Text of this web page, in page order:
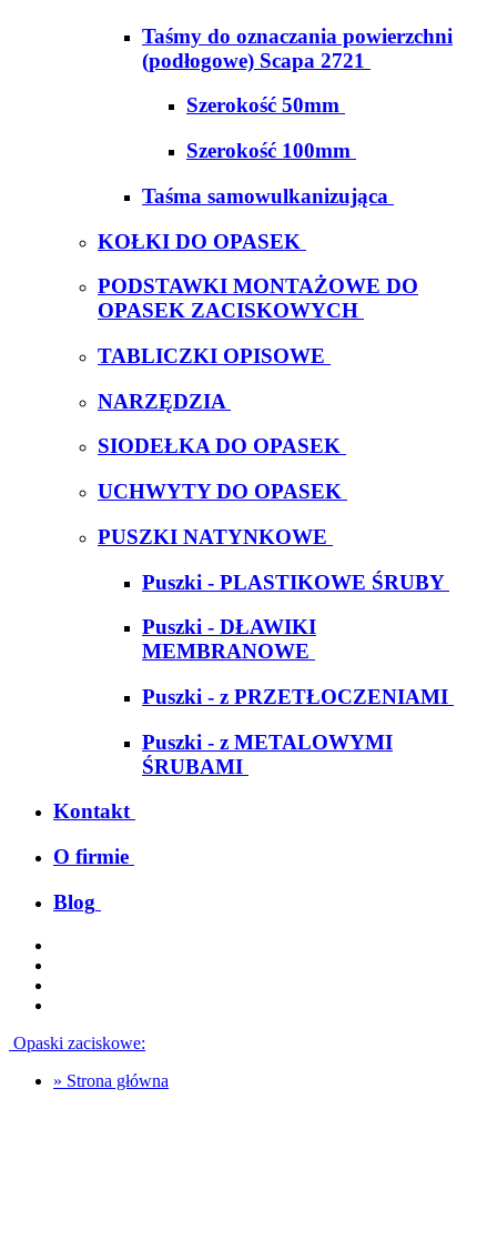
Taśmy do oznaczania powierzchni
(podłogowe) Scapa 2721
Szerokość 50mm
Szerokość 100mm
Taśma samowulkanizująca
KOŁKI DO OPASEK
PODSTAWKI MONTAŻOWE DO
OPASEK ZACISKOWYCH
TABLICZKI OPISOWE
NARZĘDZIA
SIODEŁKA DO OPASEK
UCHWYTY DO OPASEK
PUSZKI NATYNKOWE
Puszki - PLASTIKOWE ŚRUBY
Puszki - DŁAWIKI
MEMBRANOWE
Puszki - z PRZETŁOCZENIAMI
Puszki - z METALOWYMI
ŚRUBAMI
Kontakt
O firmie
Blog
Opaski zaciskowe:
» Strona główna